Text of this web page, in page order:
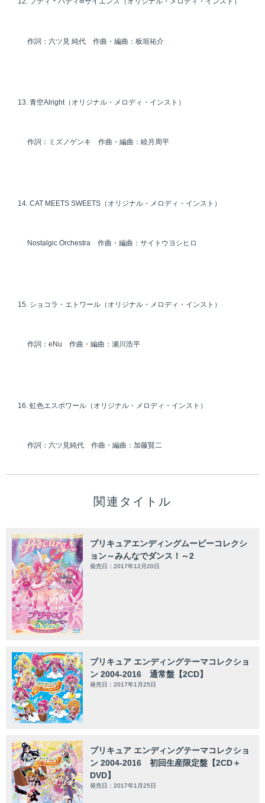
作詞：六ツ見 純代 作曲・編曲：板垣祐介
青空Alright（オリジナル・メロディ・インスト）
作詞：ミズノゲンキ 作曲・編曲：睦月周平
CAT MEETS SWEETS（オリジナル・メロディ・インスト）
Nostalgic Orchestra 作曲・編曲：サイトウヨシヒロ
ショコラ・エトワール（オリジナル・メロディ・インスト）
作詞：eNu 作曲・編曲：瀬川浩平
虹色エスポワール（オリジナル・メロディ・インスト）
作詞：六ツ見純代 作曲・編曲：加藤賢二
関連タイトル
プリキュアエンディングムービーコレクシ
ョン～みんなでダンス！～2
発売日：2017年12月20日
プリキュア エンディングテーマコレクショ
ン 2004-2016 通常盤【2CD】
発売日：2017年1月25日
プリキュア エンディングテーマコレクショ
ン 2004-2016 初回生産限定盤【2CD＋
DVD】
発売日：2017年1月25日